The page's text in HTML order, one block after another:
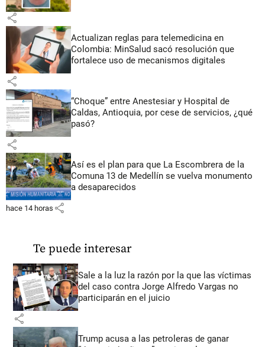
share
Actualizan reglas para telemedicina en
Colombia: MinSalud sacó resolución que
fortalece uso de mecanismos digitales
share
“Choque” entre Anestesiar y Hospital de
Caldas, Antioquia, por cese de servicios, ¿qué
pasó?
share
Así es el plan para que La Escombrera de la
Comuna 13 de Medellín se vuelva monumento
a desaparecidos
hace 14 horas share
Te puede interesar
Sale a la luz la razón por la que las víctimas
del caso contra Jorge Alfredo Vargas no
participarán en el juicio
share
Trump acusa a las petroleras de ganar